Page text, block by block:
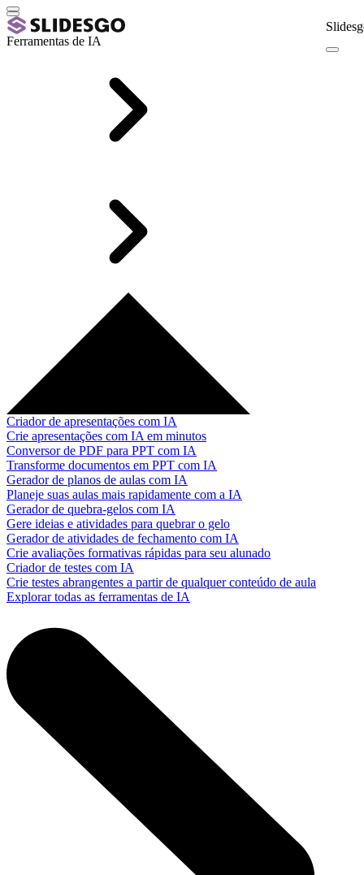
Ferramentas de IA
Criador de apresentações com IA
Crie apresentações com IA em minutos
Conversor de PDF para PPT com IA
Transforme documentos em PPT com IA
Gerador de planos de aulas com IA
Planeje suas aulas mais rapidamente com a IA
Gerador de quebra-gelos com IA
Gere ideias e atividades para quebrar o gelo
Gerador de atividades de fechamento com IA
Crie avaliações formativas rápidas para seu alunado
Criador de testes com IA
Crie testes abrangentes a partir de qualquer conteúdo de aula
Explorar todas as ferramentas de IA